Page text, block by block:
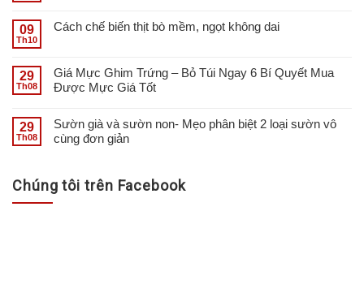
09
Th10
Cách chế biến thịt bò mềm, ngọt không dai
29
Th08
Giá Mực Ghim Trứng – Bỏ Túi Ngay 6 Bí Quyết Mua
Được Mực Giá Tốt
29
Th08
Sườn già và sườn non- Mẹo phân biệt 2 loại sườn vô
cùng đơn giản
Chúng tôi trên Facebook